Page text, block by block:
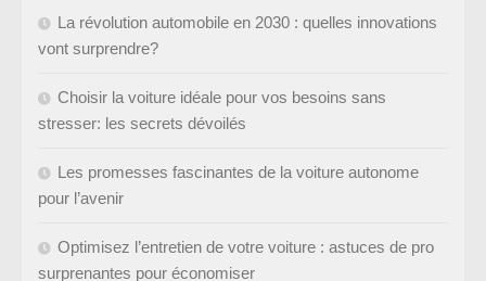
La révolution automobile en 2030 : quelles innovations
vont surprendre?
Choisir la voiture idéale pour vos besoins sans
stresser: les secrets dévoilés
Les promesses fascinantes de la voiture autonome
pour l’avenir
Optimisez l’entretien de votre voiture : astuces de pro
surprenantes pour économiser